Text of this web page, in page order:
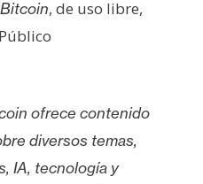
, de uso libre,
ofrece contenido
diversos temas,
IA, tecnología y